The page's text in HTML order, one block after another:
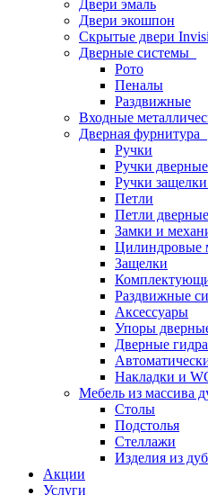
Двери эмаль
Двери экошпон
Скрытые двери
Дверные системы
Рото
Пеналы
Раздвижные
Входные
Дверная фурнитура
Ручки
Ручки дверные
Ручки
Петли
Петли дверные
Замки и
Цилиндровые
Защелки
Раздвижные
Аксессуары
Упоры
Дверные
Накладки и
Мебель из массива
Столы
Подстолья
Стеллажи
Изделия из
Акции
Услуги